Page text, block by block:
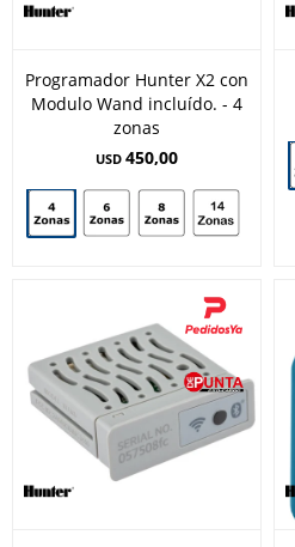
Programador Hunter X2 con
Modulo Wand incluído. - 4
zonas
USD 450,00